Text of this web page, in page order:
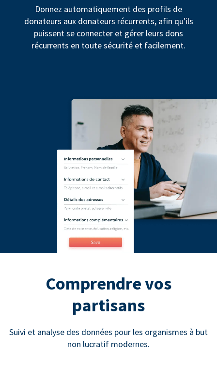
Donnez automatiquement des profils de
donateurs aux donateurs récurrents, afin qu'ils
puissent se connecter et gérer leurs dons
récurrents en toute sécurité et facilement.
Comprendre vos
partisans
Suivi et analyse des données pour les organismes à but
non lucratif modernes.